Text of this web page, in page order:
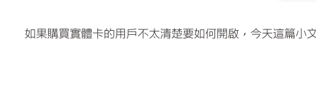
如果購買實體卡的用戶不太清楚要如何開啟，今天這篇小